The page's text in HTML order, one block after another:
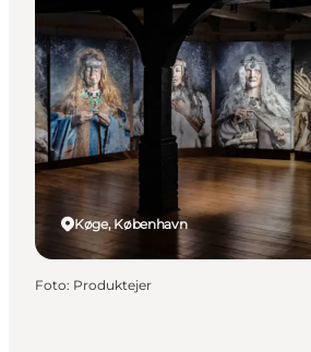
This is Copenhagen
Aktiviteter
Spis & drik
Områder
Planlæg din tur
CopenPay
Copenhagen Card
Køge, København
Foto: Produktejer